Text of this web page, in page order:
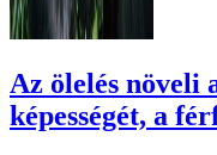
Az ölelés növeli
képességét, a